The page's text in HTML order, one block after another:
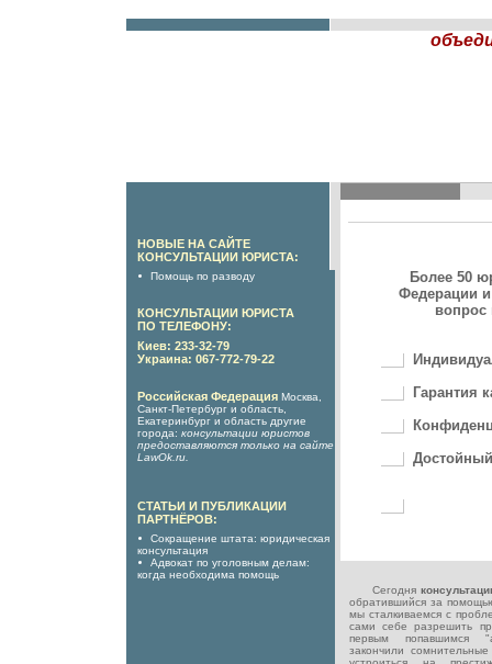
НОВЫЕ НА САЙТЕ
КОНСУЛЬТАЦИИ ЮРИСТА:
Помощь по разводу
КОНСУЛЬТАЦИИ ЮРИСТА
ПО ТЕЛЕФОНУ:
Киев: 233-32-79
Украина: 067-772-79-22
Российская Федерация Москва,
Санкт-Петербург и область,
Екатеринбург и область другие
города: консультации юристов
предоставляются только на сайте
LawOk.ru
СТАТЬИ И ПУБЛИКАЦИИ
ПАРТНЁРОВ:
Сокращение штата: юридическая
консультация
Адвокат по уголовным делам:
когда необходима помощь
Более 50
Федерации
вопрос
Гарантия
Сегодня
обратившийся за
мы сталкиваемся с
сами себе разрешить
первым попавшимся
закончили